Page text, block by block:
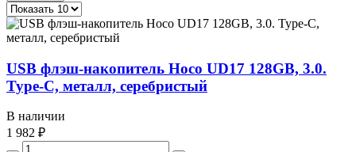
USB флэш-накопитель Hoco UD17 128GB, 3.0.
Type-C, металл, серебристый
В наличии
1 982 ₽